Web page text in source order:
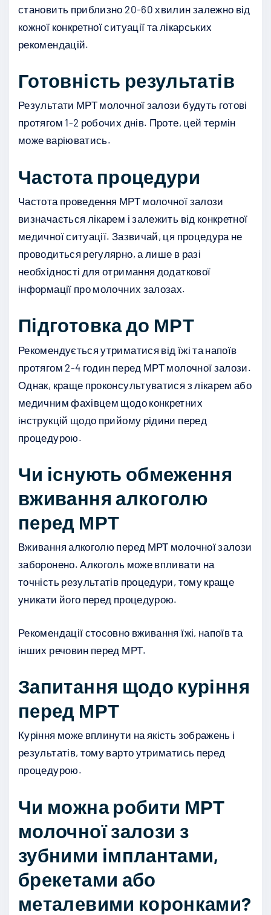
становить приблизно 20-60 хвилин залежно від
кожної конкретної ситуації та лікарських
рекомендацій.
Готовність результатів
Результати МРТ молочної залози будуть готові
протягом 1-2 робочих днів. Проте, цей термін
може варіюватись.
Частота процедури
Частота проведення МРТ молочної залози
визначається лікарем і залежить від конкретної
медичної ситуації. Зазвичай, ця процедура не
проводиться регулярно, а лише в разі
необхідності для отримання додаткової
інформації про молочних залозах.
Підготовка до МРТ
Рекомендується утриматися від їжі та напоїв
протягом 2-4 годин перед МРТ молочної залози.
Однак, краще проконсультуватися з лікарем або
медичним фахівцем щодо конкретних
інструкцій щодо прийому рідини перед
процедурою.
Чи існують обмеження
вживання алкоголю
перед МРТ
Вживання алкоголю перед МРТ молочної залози
заборонено. Алкоголь може впливати на
точність результатів процедури, тому краще
уникати його перед процедурою.
Рекомендації стосовно вживання їжі, напоїв та
інших речовин перед МРТ.
Запитання щодо куріння
перед МРТ
Куріння може вплинути на якість зображень і
результатів, тому варто утриматись перед
процедурою.
Чи можна робити МРТ
молочної залози з
зубними імплантами,
брекетами або
металевими коронками?